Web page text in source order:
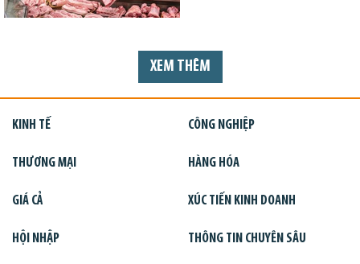
XEM THÊM
KINH TẾ CÔNG NGHIỆP
THƯƠNG MẠI HÀNG HÓA
GIÁ CẢ XÚC TIẾN KINH DOANH
HỘI NHẬP THÔNG TIN CHUYÊN SÂU